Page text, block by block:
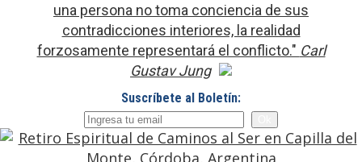
una persona no toma conciencia de sus
contradicciones interiores, la realidad
forzosamente representará el conflicto." Carl
Gustav Jung
Suscríbete al Boletín: